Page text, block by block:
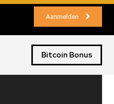
Aanmelden
Bitcoin Bonus